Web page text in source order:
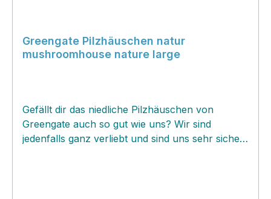
Greengate Pilzhäuschen natur
mushroomhouse nature large
Gefällt dir das niedliche Pilzhäuschen von
Greengate auch so gut wie uns? Wir sind
jedenfalls ganz verliebt und sind uns sehr sicher,